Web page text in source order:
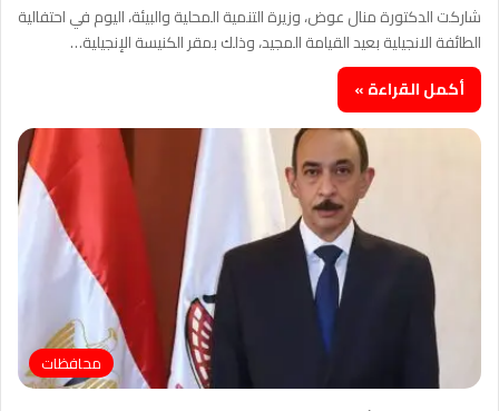
شاركت الدكتورة منال عوض، وزيرة التنمية المحلية والبيئة، اليوم في احتفالية
الطائفة الانجيلية بعيد القيامة المجيد، وذلك بمقر الكنيسة الإنجيلية…
أكمل القراءة »
محافظات